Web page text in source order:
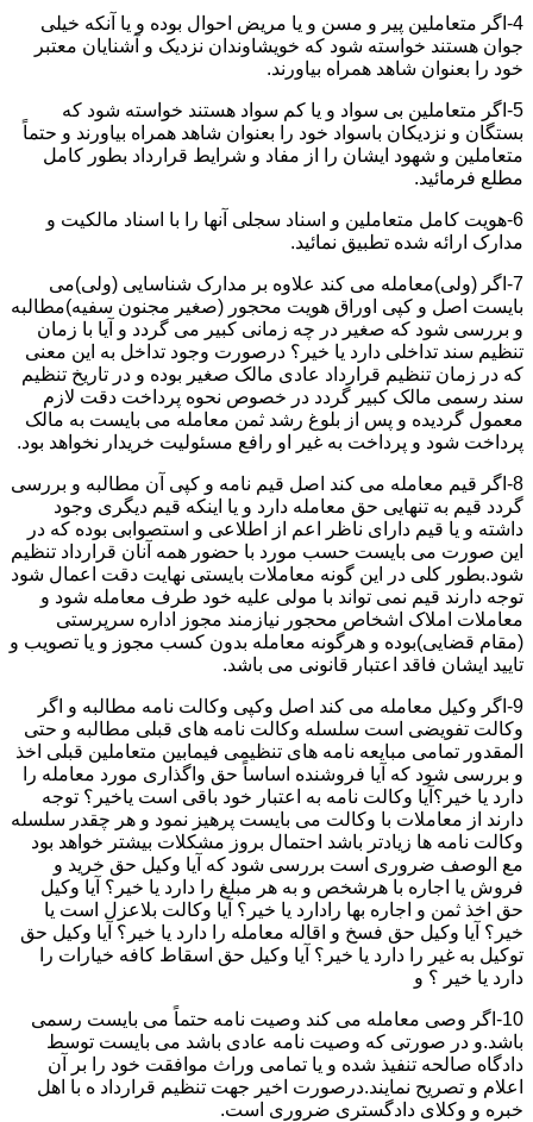
4-اگر متعاملین پیر و مسن و یا مریض احوال بوده و یا آنکه خیلی
جوان هستند خواسته شود که خویشاوندان نزدیک و آشنایان معتبر
خود را بعنوان شاهد همراه بیاورند.
5-اگر متعاملین بی سواد و یا کم سواد هستند خواسته شود که
بستگان و نزدیکان باسواد خود را بعنوان شاهد همراه بیاورند و حتماً
متعاملین و شهود ایشان را از مفاد و شرایط قرارداد بطور کامل
مطلع فرمائید.
6-هویت کامل متعاملین و اسناد سجلی آنها را با اسناد مالکیت و
مدارک ارائه شده تطبیق نمائید.
7-اگر (ولی)معامله می کند علاوه بر مدارک شناسایی (ولی)می
بایست اصل و کپی اوراق هویت محجور (صغیر مجنون سفیه)مطالبه
و بررسی شود که صغیر در چه زمانی کبیر می گردد و آیا با زمان
تنظیم سند تداخلی دارد یا خیر؟ درصورت وجود تداخل به این معنی
که در زمان تنظیم قرارداد عادی مالک صغیر بوده و در تاریخ تنظیم
سند رسمی مالک کبیر گردد در خصوص نحوه پرداخت دقت لازم
معمول گردیده و پس از بلوغ رشد ثمن معامله می بایست به مالک
پرداخت شود و پرداخت به غیر او رافع مسئولیت خریدار نخواهد بود.
8-اگر قیم معامله می کند اصل قیم نامه و کپی آن مطالبه و بررسی
گردد قیم به تنهایی حق معامله دارد و یا اینکه قیم دیگری وجود
داشته و یا قیم دارای ناظر اعم از اطلاعی و استصوابی بوده که در
این صورت می بایست حسب مورد با حضور همه آنان قرارداد تنظیم
شود.بطور کلی در این گونه معاملات بایستی نهایت دقت اعمال شود
توجه دارند قیم نمی تواند با مولی علیه خود طرف معامله شود و
معاملات املاک اشخاص محجور نیازمند مجوز اداره سرپرستی
(مقام قضایی)بوده و هرگونه معامله بدون کسب مجوز و یا تصویب و
تایید ایشان فاقد اعتبار قانونی می باشد.
9-اگر وکیل معامله می کند اصل وکپی وکالت نامه مطالبه و اگر
وکالت تفویضی است سلسله وکالت نامه های قبلی مطالبه و حتی
المقدور تمامی مبایعه نامه های تنظیمی فیمابین متعاملین قبلی اخذ
و بررسی شود که آیا فروشنده اساساً حق واگذاری مورد معامله را
دارد یا خیر؟آیا وکالت نامه به اعتبار خود باقی است یاخیر؟ توجه
دارند از معاملات با وکالت می بایست پرهیز نمود و هر چقدر سلسله
وکالت نامه ها زیادتر باشد احتمال بروز مشکلات بیشتر خواهد بود
مع الوصف ضروری است بررسی شود که آیا وکیل حق خرید و
فروش یا اجاره با هرشخص و به هر مبلغ را دارد یا خیر؟ آیا وکیل
حق اخذ ثمن و اجاره بها رادارد یا خیر؟ آیا وکالت بلاعزل است یا
خیر؟ آیا وکیل حق فسخ و اقاله معامله را دارد یا خیر؟ آیا وکیل حق
توکیل به غیر را دارد یا خیر؟ آیا وکیل حق اسقاط کافه خیارات را
دارد یا خیر ؟ و
10-اگر وصی معامله می کند وصیت نامه حتماً می بایست رسمی
باشد.و در صورتی که وصیت نامه عادی باشد می بایست توسط
دادگاه صالحه تنفیذ شده و یا تمامی وراث موافقت خود را بر آن
اعلام و تصریح نمایند.درصورت اخیر جهت تنظیم قرارداد ه با اهل
خبره و وکلای دادگستری ضروری است.